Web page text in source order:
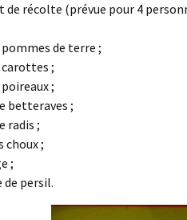
de récolte (prévue pour 4
pommes de terre ;
carottes ;
;
betteraves ;
radis ;
choux ;
;
persil.